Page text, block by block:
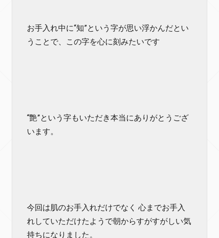
お手入れ中に“知”という字が思い浮かんだとい
うことで、この字を心に刻みたいです
“艶”という字もいただき本当にありがとうござ
います。
今回は肌のお手入れだけでなく 心までお手入
れしていただけたようで朝からすがすがしい気
持ちになりました。